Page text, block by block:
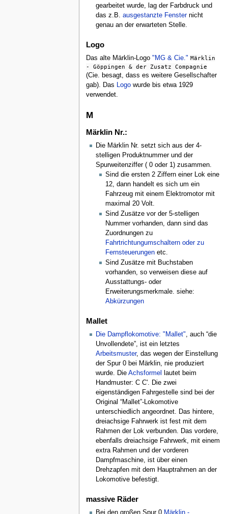
gearbeitet wurde, lag der Farbdruck und
das z.B. ausgestanzte Fensternicht
genau an der erwarteten Stelle.
Logo
Das alte Märklin-Logo "MG & Cie." Märklin
- Göppingen & der Zusatz Compagnie
(Cie. besagt, dass es weitere Gesellschafter
gab). Das
Logowurde bis etwa 1929
verwendet.
M
Märklin Nr.:
Die Märklin Nr. setzt sich aus der 4-
stelligen Produktnummer und der
Spurweitenziffer ( 0 oder 1) zusammen.
Sind die ersten 2 Ziffern einer Lok eine
12, dann handelt es sich um ein
Fahrzeug mit einem Elektromotor mit
maximal 20 Volt.
Sind Zusätze vor der 5-stelligen
Nummer vorhanden, dann sind das
Zuordnungen zu
Fahrtrichtungumschaltern oder zu
Fernsteuerungenetc.
Sind Zusätze mit Buchstaben
vorhanden, so verweisen diese auf
Ausstattungs- oder
Erweiterungsmerkmale. siehe:
Abkürzungen
Mallet
Die Dampflokomotive: "Mallet" , auch “die
Unvollendete”, ist ein letztes
Arbeitsmuster, das wegen der Einstellung
der Spur 0 bei Märklin, nie produziert
wurde. Die Achsformel
lautet beim
Handmuster: C C'. Die zwei
eigenständigen Fahrgestelle sind bei der
Original “Mallet”-Lokomotive
unterschiedlich angeordnet. Das hintere,
dreiachsige Fahrwerk ist fest mit dem
Rahmen der Lok verbunden. Das vordere,
ebenfalls dreiachsige Fahrwerk, mit einem
extra Rahmen und der vorderen
Dampfmaschine, ist über einen
Drehzapfen mit dem Hauptrahmen an der
Lokomotive befestigt.
massive Räder
Bei den großen Spur 0 Märklin -